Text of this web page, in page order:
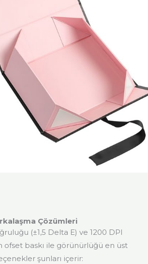
Çözümleri
(±1,5 Delta E) ve 1200 DPI
ofset baskı ile görünürlüğü en üst
şunları içerir: